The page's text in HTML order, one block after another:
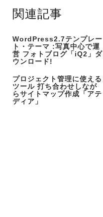
関連記事
WordPress2.7テンプレー
ト・テーマ :写真中心で運
営 フォトブログ「iQ2」ダ
ウンロード!
プロジェクト管理に使える
ツール 打ち合わせしなが
らサイトマップ作成「アテ
ディア」